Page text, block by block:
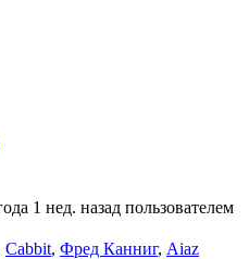
1 нед. назад пользователем
Cabbit, Фред Канниг, Aiaz